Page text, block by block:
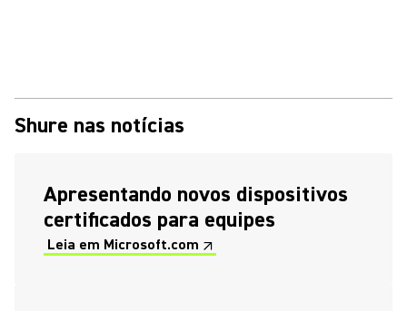
Shure nas notícias
Apresentando novos dispositivos
certificados para equipes
Leia em Microsoft.com ↗
(Opens in a new tab)